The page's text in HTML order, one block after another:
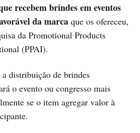
recebem brindes em eventos
da marca que os ofereceu,
da Promotional Products
(PPAI).
distribuição de brindes
o evento ou congresso mais
se o item agregar valor à